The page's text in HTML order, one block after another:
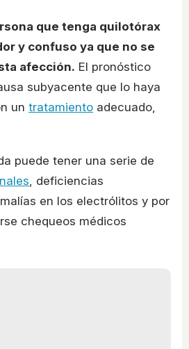
que tenga quilotórax
y confuso ya que no se
afección. El pronóstico
subyacente que lo haya
un tratamiento adecuado,
puede tener una serie de
, deficiencias
en los electrólitos y por
chequeos médicos